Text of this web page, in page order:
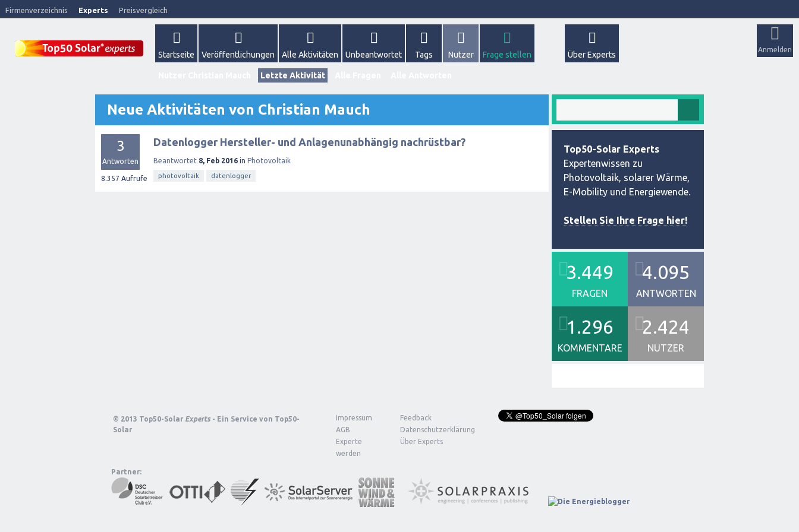
Firmenverzeichnis Experts Preisvergleich
Anmelden
Startseite Veröffentlichungen Alle Aktivitäten Unbeantwortet Tags Nutzer Frage stellen Über Experts
Letzte Aktivität
Neue Aktivitäten von Christian Mauch
3
Antworten
8.357 Aufrufe
Datenlogger Hersteller- und Anlagenunabhängig nachrüstbar?
Beantwortet 8, Feb 2016 in Photovoltaik
photovoltaik datenlogger
Top50-Solar Experts
Expertenwissen zu
Photovoltaik, solarer Wärme,
E-Mobility und Energiewende.
Stellen Sie Ihre Frage hier!
3.449
FRAGEN
4.095
ANTWORTEN
1.296
KOMMENTARE
2.424
NUTZER
© 2013 Top50-Solar Experts - Ein Service von Top50-
Solar
Impressum
Feedback
AGB
Datenschutzerklärung
Experte
werden
Über Experts
Partner: